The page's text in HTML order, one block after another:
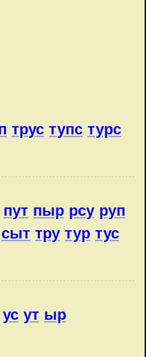
трус тупс турс
пут пыр рсу руп
сыт тру тур тус
ус ут ыр